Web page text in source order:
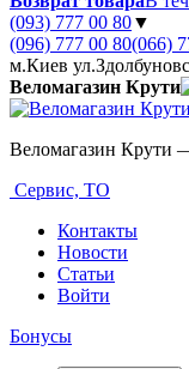
(093) 777 00 80▼
(096) 777 00 80(066)
м.Киев
Веломагазин Крути
Веломагазин Крути
Сервис, ТО
Контакты
Новости
Статьи
Войти
Бонусы